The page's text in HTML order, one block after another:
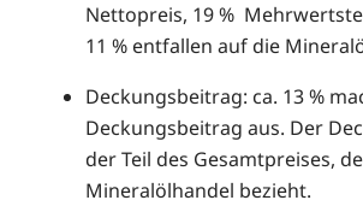
Nettopreis, 19 %
11 % entfallen auf die
Deckungsbeitrag: ca. 13 %
Deckungsbeitrag aus. Der
der Teil des Gesamtpreises,
Mineralölhandel bezieht.